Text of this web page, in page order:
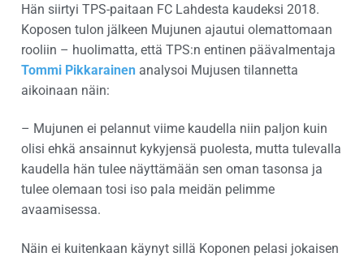
Hän siirtyi TPS-paitaan FC Lahdesta kaudeksi 2018.
Koposen tulon jälkeen Mujunen ajautui olemattomaan
rooliin – huolimatta, että TPS:n entinen päävalmentaja
Tommi Pikkarainen analysoi Mujusen tilannetta
aikoinaan näin:
– Mujunen ei pelannut viime kaudella niin paljon kuin
olisi ehkä ansainnut kykyjensä puolesta, mutta tulevalla
kaudella hän tulee näyttämään sen oman tasonsa ja
tulee olemaan tosi iso pala meidän pelimme
avaamisessa.
Näin ei kuitenkaan käynyt sillä Koponen pelasi jokaisen